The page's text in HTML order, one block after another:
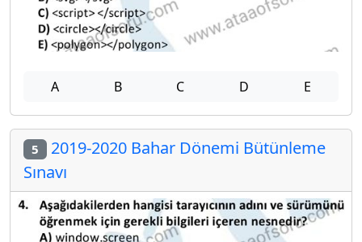
A B C D E
5 2019-2020 Bahar Dönemi Bütünleme
Sınavı